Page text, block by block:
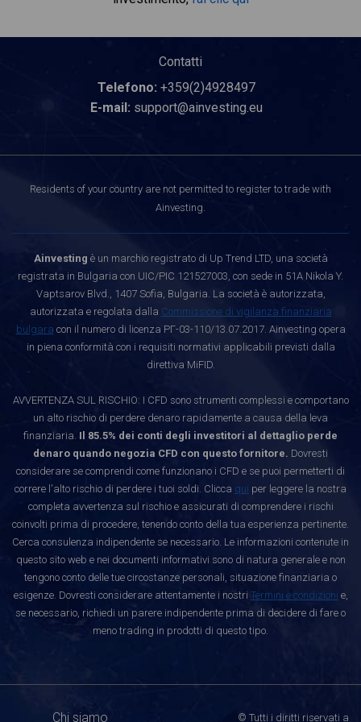
Contatti
Telefono: +359(2)4928497
E-mail: support@ainvesting.eu
Residents of your country are not permitted to register to trade with
Ainvesting.
Ainvesting è un marchio registrato di Up Trend LTD, una società
registrata in Bulgaria con UIC/PIC 121527003, con sede in 51A Nikola Y.
Vaptsarov Blvd., 1407 Sofia, Bulgaria. La società è autorizzata,
autorizzata e regolata dalla Commissione di vigilanza finanziaria
bulgara con il numero di licenza РГ-03-110/13.07.2017. Ainvesting opera
in piena conformità con i requisiti normativi applicabili previsti dalla
direttiva MiFID.
AVVERTENZA SUL RISCHIO: I CFD sono strumenti complessi e comportano
un alto rischio di perdere denaro rapidamente a causa della leva
finanziaria. Il 85.5% dei conti degli investitori al dettaglio perde
denaro quando negozia CFD con questo fornitore. Dovresti
considerare se comprendi come funzionano i CFD e se puoi permetterti di
correre l'alto rischio di perdere i tuoi soldi. Clicca qui per leggere la nostra
completa avvertenza sul rischio e assicurati di comprendere i rischi
coinvolti prima di procedere, tenendo conto della tua esperienza pertinente.
Cerca consulenza indipendente se necessario. Le informazioni contenute in
questo sito web e nei documenti informativi sono di natura generale e non
tengono conto delle tue circostanze personali, situazione finanziaria o
esigenze. Dovresti considerare attentamente i nostri Termini e condizioni e,
se necessario, richiedi un parere indipendente prima di decidere di fare o
meno trading in prodotti di questo tipo.
Chi siamo © Tutti i diritti riservati a